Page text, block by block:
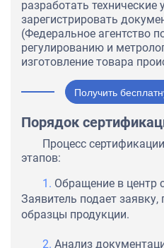
разработать технические
зарегистрировать
(Федеральное агентство
регулированию и
изготовление товара
Получить
Порядок
Процесс
этапов:
Обращение в центр
Заявитель подает
образцы продукции.
Анализ